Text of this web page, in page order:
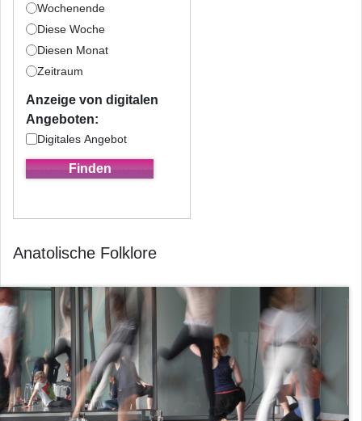
Wochenende
Diese Woche
Diesen Monat
Zeitraum
Anzeige von digitalen
Angeboten:
Digitales Angebot
Anatolische Folklore